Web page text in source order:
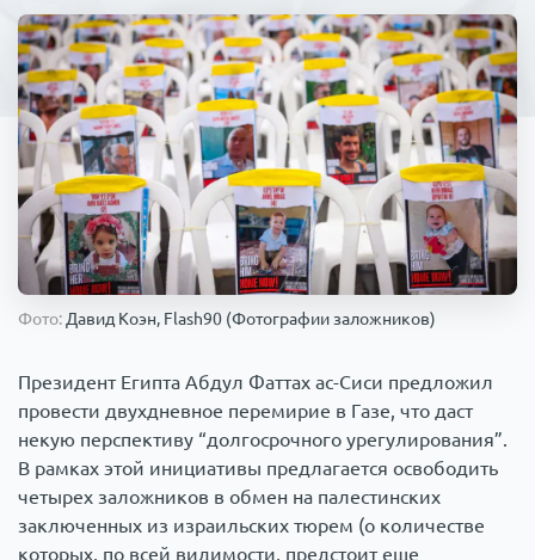
Экономика
Общество
Коронавирус
Происшествия
Армия
Пресса
Статьи
ЧП И КРИМИНАЛ
1000 мелочей
Фото: Давид Коэн, Flash90 (Фотографии заложников)
Президент Египта Абдул Фаттах ас-Сиси предложил
провести двухдневное перемирие в Газе, что даст
некую перспективу “долгосрочного урегулирования”.
В рамках этой инициативы предлагается освободить
четырех заложников в обмен на палестинских
заключенных из израильских тюрем (о количестве
которых, по всей видимости, предстоит еще